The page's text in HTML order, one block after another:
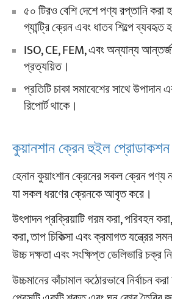
৫০ টিরও বেশি দেশে পণ্য রপ্তানি করা
গ্যান্ট্রি ক্রেন এবং ধাতব শিল্পে ব্যবহৃত
ISO, CE, FEM, এবং অন্যান্য
প্রত্যয়িত।
প্রতিটি চাকা সমাবেশের সাথে
রিপোর্ট থাকে।
কুয়ানশান ক্রেন হুইল
হেনান কুয়াংশান ক্রেনের সকল ক্রেন পণ্য
যা সকল ধরণের ক্রেনকে আবৃত করে।
উৎপাদন প্রক্রিয়াটি গরম করা, পরিবহন
করা, তাপ চিকিত্সা এবং ক্রমাগত যন্ত্রের
উচ্চ দক্ষতা এবং সংক্ষিপ্ত ডেলিভারি চক্র
উচ্চমানের কাঁচামাল কঠোরভাবে নির্বাচন